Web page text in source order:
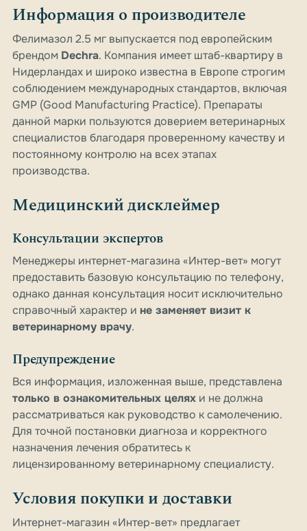
Информация о производителе
Фелимазол 2.5 мг выпускается под европейским
брендом Dechra. Компания имеет штаб-квартиру в
Нидерландах и широко известна в Европе строгим
соблюдением международных стандартов, включая
GMP (Good Manufacturing Practice). Препараты
данной марки пользуются доверием ветеринарных
специалистов благодаря проверенному качеству и
постоянному контролю на всех этапах
производства.
Медицинский дисклеймер
Консультации экспертов
Менеджеры интернет-магазина «Интер-вет» могут
предоставить базовую консультацию по телефону,
однако данная консультация носит исключительно
справочный характер и не заменяет визит к
ветеринарному врачу.
Предупреждение
Вся информация, изложенная выше, представлена
только в ознакомительных целях и не должна
рассматриваться как руководство к самолечению.
Для точной постановки диагноза и корректного
назначения лечения обратитесь к
лицензированному ветеринарному специалисту.
Условия покупки и доставки
Интернет-магазин «Интер-вет» предлагает